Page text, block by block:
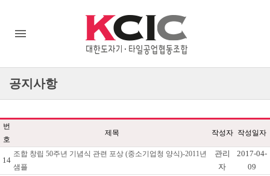
공지사항
번
호
제목 작성자 작성일자
14
조합 창립 50주년 기념식 관련 포상 (중소기업청 양식)-2011년
샘플
관리
자
2017-04-
09